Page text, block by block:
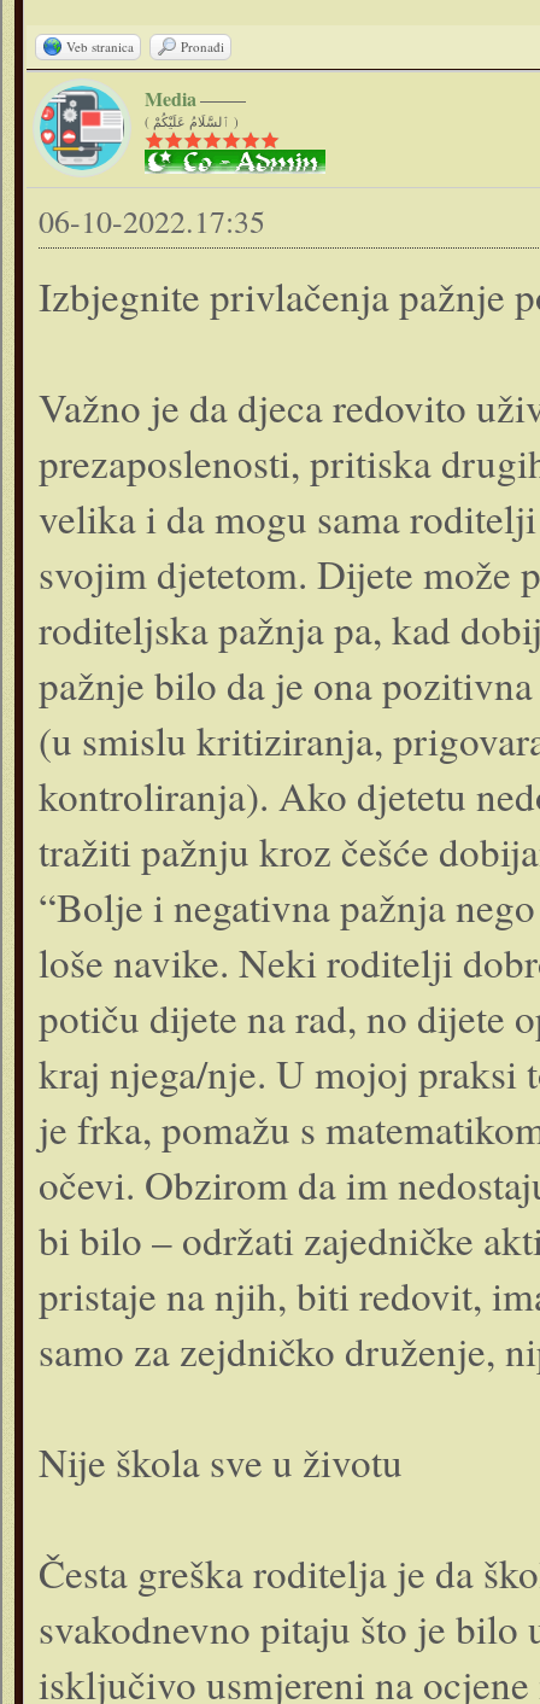
Veb stranica Pronađi
Media
( ٱلسَّلَامُ عَلَيْكُمْ )
06-10-2022.17:35
Izbjegnite privlačenja pažnje
Važno je da djeca redovito
prezaposlenosti, pritiska
velika i da mogu sama
svojim djetetom. Dijete može
roditeljska pažnja pa, kad
pažnje bilo da je ona
(u smislu kritiziranja,
kontroliranja). Ako djetetu
tražiti pažnju kroz češće
“Bolje i negativna pažnja
loše navike. Neki roditelji
potiču dijete na rad, no dijete
kraj njega/nje. U mojoj praksi
je frka, pomažu s
očevi. Obzirom da im
bi bilo – održati zajedničke
pristaje na njih, biti redovit,
samo za zejdničko druženje,
Nije škola sve u životu
Česta greška roditelja je da
svakodnevno pitaju što je
isključivo usmjereni na